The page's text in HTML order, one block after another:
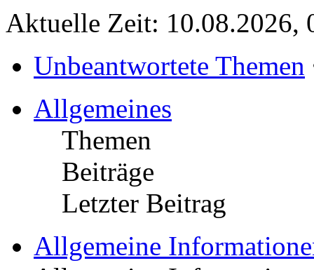
Aktuelle Zeit: 10.08.2026,
Unbeantwortete Themen
Allgemeines
Themen
Beiträge
Letzter Beitrag
Allgemeine